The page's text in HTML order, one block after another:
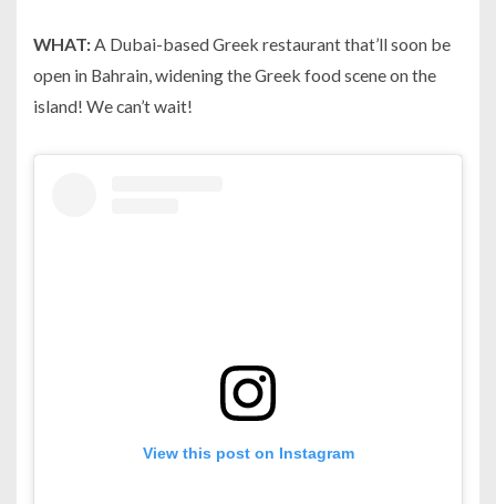
WHAT:A Dubai-based Greek restaurant that’ll soon be
open in Bahrain, widening the Greek food scene on the
island! We can’t wait!
View this post on Instagram